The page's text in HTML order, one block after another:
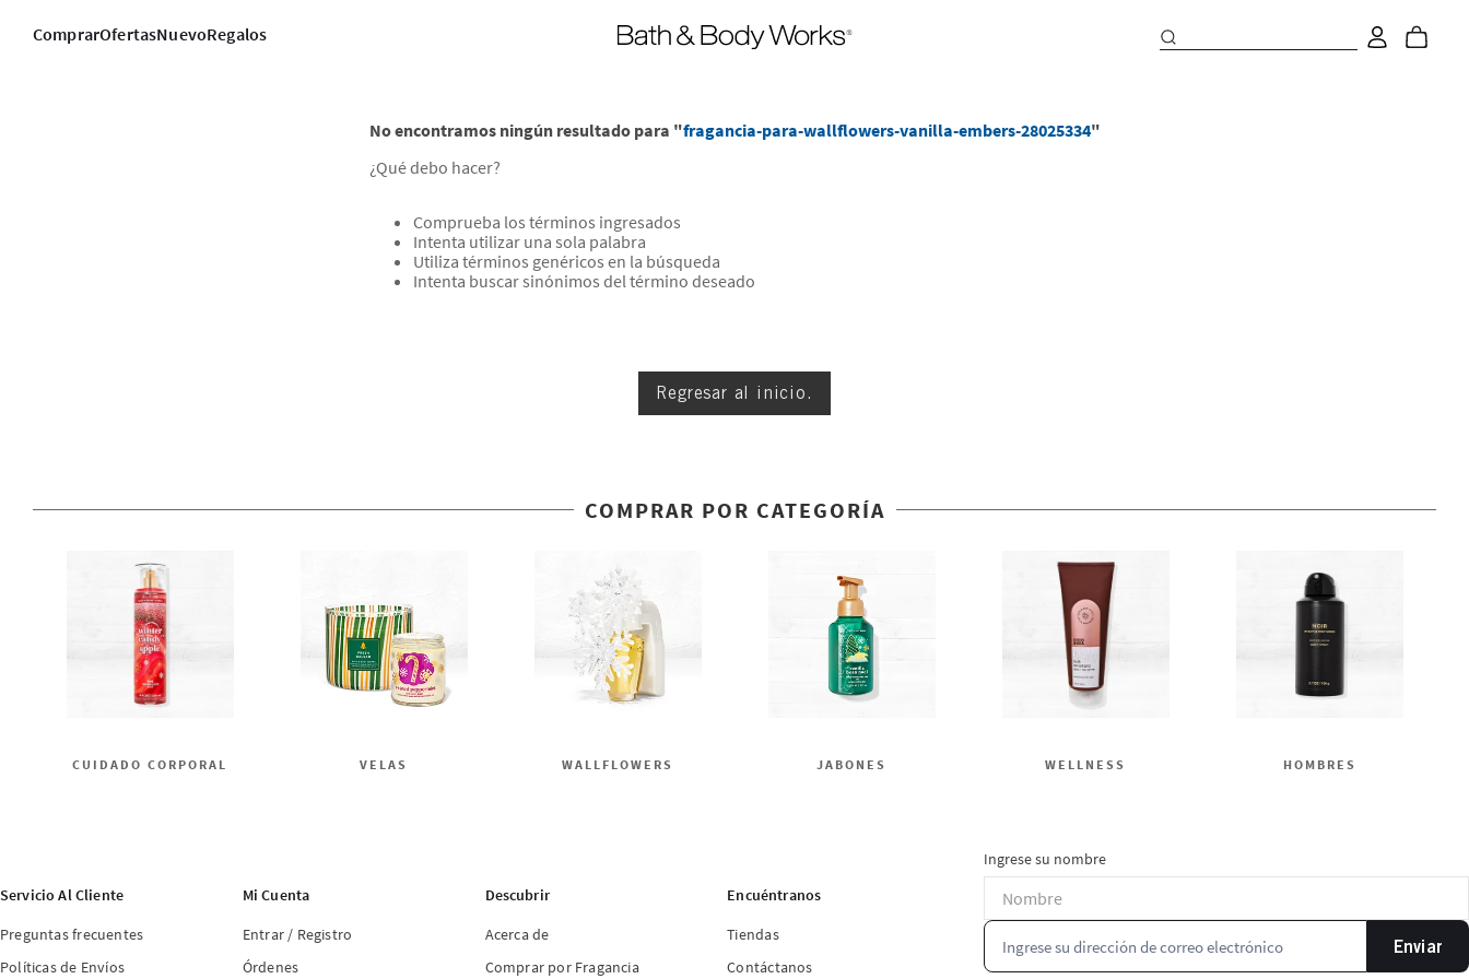
ComprarOfertasNuevoRegalos
No encontramos ningún resultado para "fragancia-para-wallflowers-vanilla-embers-28025334"
¿Qué debo hacer?
Comprueba los términos ingresados
Intenta utilizar una sola palabra
Utiliza términos genéricos en la búsqueda
Intenta buscar sinónimos del término deseado
Regresar al inicio.
COMPRAR POR CATEGORÍA
CUIDADO CORPORAL VELAS WALLFLOWERS JABONES WELLNESS HOMBRES
Servicio Al Cliente
Preguntas frecuentes
Políticas de Envíos
Mi Cuenta
Entrar / Registro
Órdenes
Descubrir
Acerca de
Comprar por Fragancia
Encuéntranos
Tiendas
Contáctanos
Ingrese su nombre
Enviar